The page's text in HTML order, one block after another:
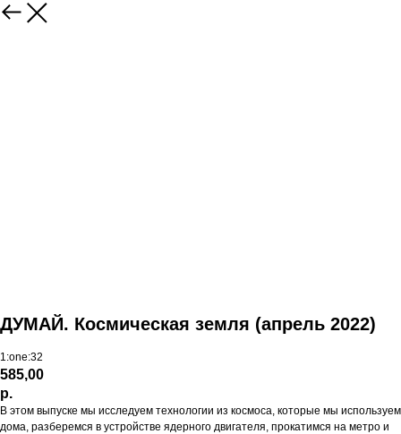
ДУМАЙ. Космическая земля (апрель 2022)
1:one:32
585,00
р.
В этом выпуске мы исследуем технологии из космоса, которые мы используем
дома, разберемся в устройстве ядерного двигателя, прокатимся на метро и